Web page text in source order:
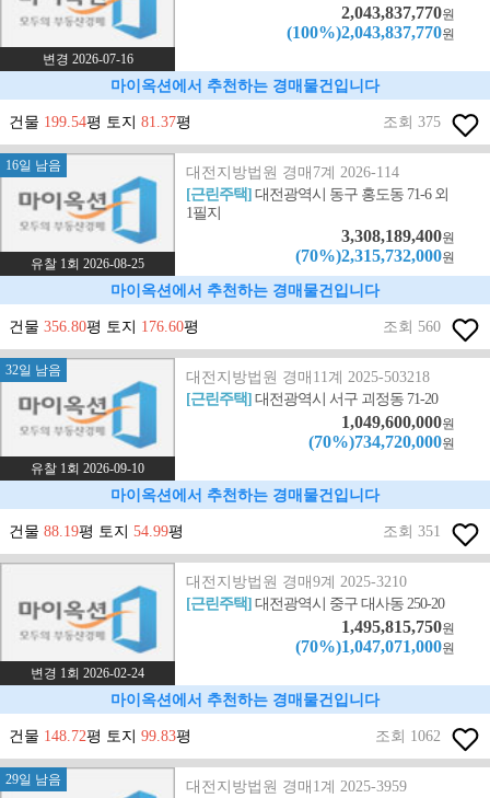
변경 2026-07-16
2,043,837,770원
(100%)2,043,837,770원
마이옥션에서 추천하는 경매물건입니다
건물 199.54평 토지 81.37평 조회 375
16일 남음
유찰 1회 2026-08-25
대전지방법원 경매7계 2026-114
[근린주택]대전광역시 동구 홍도동 71-6 외
1필지
3,308,189,400원
(70%)2,315,732,000원
마이옥션에서 추천하는 경매물건입니다
건물 356.80평 토지 176.60평 조회 560
32일 남음
유찰 1회 2026-09-10
대전지방법원 경매11계 2025-503218
[근린주택]대전광역시 서구 괴정동 71-20
1,049,600,000원
(70%)734,720,000원
마이옥션에서 추천하는 경매물건입니다
건물 88.19평 토지 54.99평 조회 351
변경 1회 2026-02-24
대전지방법원 경매9계 2025-3210
[근린주택]대전광역시 중구 대사동 250-20
1,495,815,750원
(70%)1,047,071,000원
마이옥션에서 추천하는 경매물건입니다
건물 148.72평 토지 99.83평 조회 1062
29일 남음
대전지방법원 경매1계 2025-3959